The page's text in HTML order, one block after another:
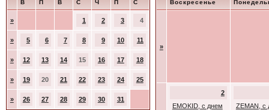
В П В С Ч П С
» 1 2 3 4
» 5 6 7 8 9 10 11
» 12 13 14 15 16 17 18
» 19 20 21 22 23 24 25
» 26 27 28 29 30 31
Воскресенье
»
2
EMOKID, с днем
ZEMAN, с